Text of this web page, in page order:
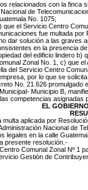
relacionados con la finca
de
No. 1075;
que el Servicio Centro
fue multada
dar solución a las graves
en la presencia
del edificio lindero
Zonal No. 1, c) que
del Servicio Centro
por lo que se
No. 21.626 promulgado
Municipio B,
las competencias asignadas
EL
multa aplicada por
Nacional de
legales en la calle
presente resolución.-
Comunal Zonal Nº 1
Gestión de